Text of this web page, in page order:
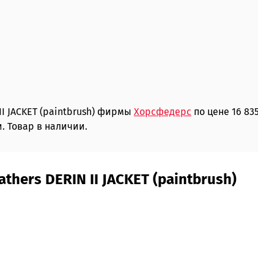
JACKET (paintbrush) фирмы Хорсфедерс по цене 16
Товар в наличии.
DERIN II JACKET (paintbrush)